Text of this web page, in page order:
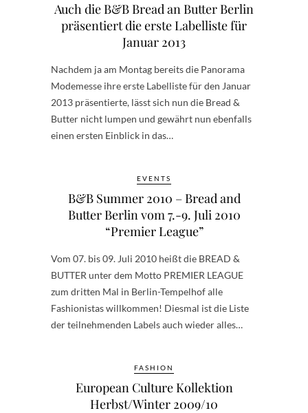
Auch die B&B Bread an Butter Berlin
präsentiert die erste Labelliste für
Januar 2013
Nachdem ja am Montag bereits die Panorama
Modemesse ihre erste Labelliste für den Januar
2013 präsentierte, lässt sich nun die Bread &
Butter nicht lumpen und gewährt nun ebenfalls
einen ersten Einblick in das…
EVENTS
B&B Summer 2010 – Bread and
Butter Berlin vom 7.-9. Juli 2010
“Premier League”
Vom 07. bis 09. Juli 2010 heißt die BREAD &
BUTTER unter dem Motto PREMIER LEAGUE
zum dritten Mal in Berlin-Tempelhof alle
Fashionistas willkommen! Diesmal ist die Liste
der teilnehmenden Labels auch wieder alles…
FASHION
European Culture Kollektion
Herbst/Winter 2009/10